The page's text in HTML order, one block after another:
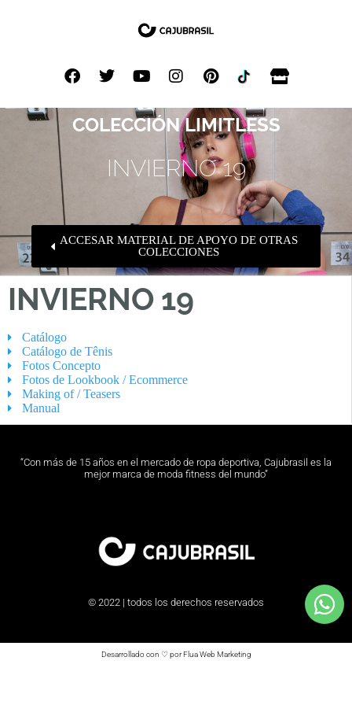
COLECCIÓN LIMITLESS
INVIERNO 19
ACCESAR MATERIAL DE APOYO DE OTRAS
COLECCIONES
INVIERNO 19
Catálogo
Catálogo de Tênis
Fotos Concepto
Fotos de Lookbook / Ecommerce
Making of / Teasers
Manual
“Con más de 15 años en el mercado de ropa deportiva, Cajubrasil es la
mejor marca de moda fitness del mundo”
© 2022 | todos los derechos reservados
Desarrollado con ♡ por Flua Web Marketing